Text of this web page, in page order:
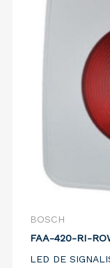
BOSCH
FAA-420-RI-
LED DE